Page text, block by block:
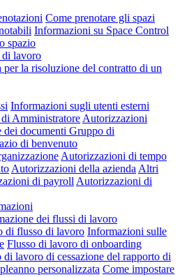
Come prenotare gli spazi
Informazioni su Space Control
spazio
lavoro
la risoluzione del contratto di un
Informazioni sugli utenti esterni
Amministratore Autorizzazioni
dei documenti Gruppo di
di benvenuto
Autorizzazioni di tempo
Autorizzazioni della azienda Altri
di payroll Autorizzazioni di
dei flussi di lavoro
di flusso di lavoro Informazioni sulle
Flusso di lavoro di onboarding
lavoro di cessazione del rapporto di
personalizzata Come impostare